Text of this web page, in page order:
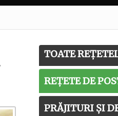
TOATE
REȚETE DE
PRĂJITURI ȘI